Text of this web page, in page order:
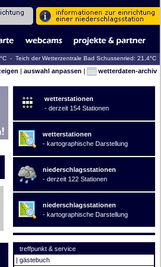
- Teich der Wetterzentrale Bad Schussenried: 21,4°C
| auswahl anpassen | wetterdaten-archiv
wetterstationen
- derzeit 154 Stationen
wetterstationen
- kartographische Darstellung
niederschlagsstationen
- derzeit 122 Stationen
niederschlagsstationen
- kartographische Darstellung
treffpunkt & service
| gästebuch